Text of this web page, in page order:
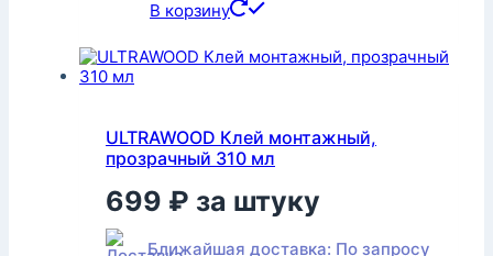
В корзину
ULTRAWOOD Клей монтажный,
прозрачный 310 мл
699 ₽ за штуку
Ближайшая доставка: По запросу